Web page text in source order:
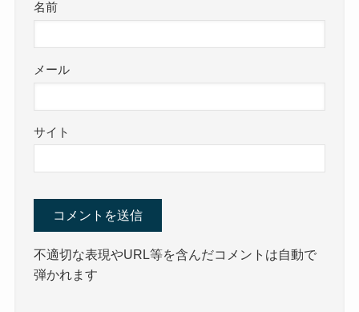
名前
メール
サイト
不適切な表現やURL等を含んだコメントは自動で
弾かれます